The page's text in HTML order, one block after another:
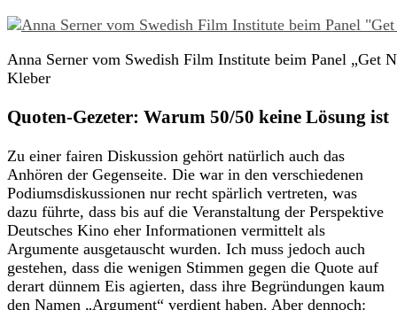
Anna Serner vom Swedish Film Institute beim Panel „Get
Kleber
Quoten-Gezeter: Warum 50/50 keine Lösung ist
Zu einer fairen Diskussion gehört natürlich auch das
Anhören der Gegenseite. Die war in den verschiedenen
Podiumsdiskussionen nur recht spärlich vertreten, was
dazu führte, dass bis auf die Veranstaltung der Perspektive
Deutsches Kino eher Informationen vermittelt als
Argumente ausgetauscht wurden. Ich muss jedoch auch
gestehen, dass die wenigen Stimmen gegen die Quote auf
derart dünnem Eis agierten, dass ihre Begründungen kaum
den Namen „Argument“ verdient haben. Aber dennoch: